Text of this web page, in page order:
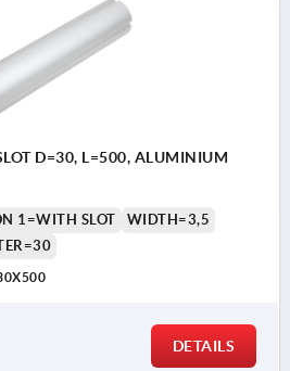
D=30, L=500, ALUMINIUM
1=WITH SLOT
WIDTH=3,5
DETAILS